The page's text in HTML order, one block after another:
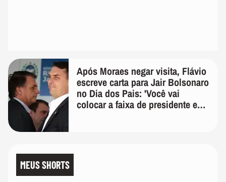
Após Moraes negar visita, Flávio
escreve carta para Jair Bolsonaro
no Dia dos Pais: 'Você vai
colocar a faixa de presidente em
MEUS SHORTS